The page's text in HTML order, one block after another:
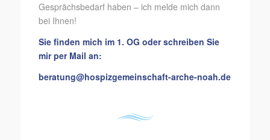
Gesprächsbedarf haben – ich melde mich dann
bei Ihnen!
Sie finden mich im 1. OG oder schreiben Sie
mir per Mail an:
beratung@hospizgemeinschaft-arche-noah.de